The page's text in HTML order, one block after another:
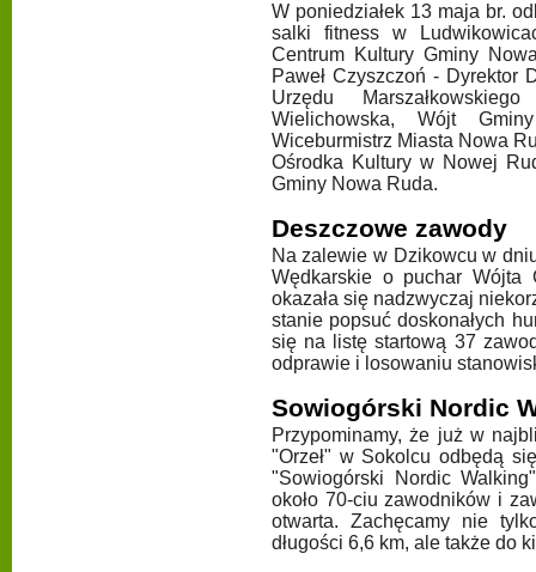
W poniedziałek 13 maja br.
salki fitness w
Centrum Kultury Gminy
Paweł Czyszczoń - Dyrektor
Urzędu
Wielichowska, Wójt
Wiceburmistrz Miasta Nowa
Ośrodka Kultury w Nowej
Gminy Nowa Ruda.
Deszczowe zawody
Na zalewie w Dzikowcu w
Wędkarskie o puchar
okazała się nadzwyczaj
stanie popsuć doskonałych
się na listę startową 37
odprawie i losowaniu
Sowiogórski Nordic
Przypominamy, że już w
"Orzeł" w Sokolcu odbędą
"Sowiogórski Nordic
około 70-ciu zawodników i
otwarta. Zachęcamy nie
długości 6,6 km, ale także do